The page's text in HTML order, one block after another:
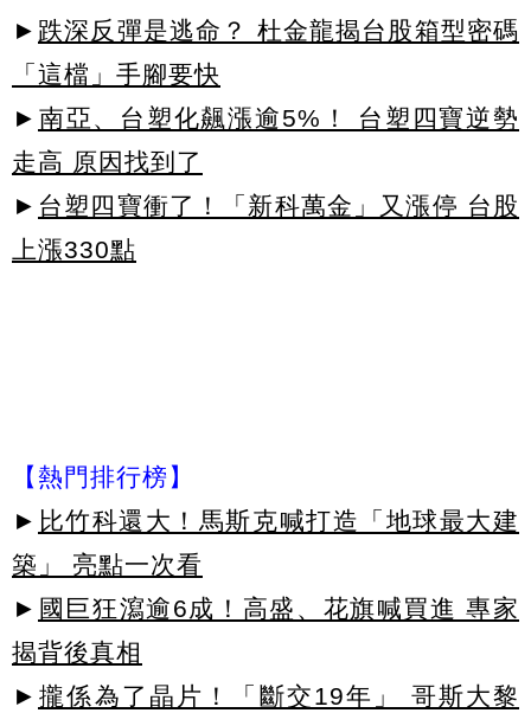
► 跌深反彈是逃命？ 杜金龍揭台股箱型密碼
「這檔」手腳要快
► 南亞、台塑化飆漲逾5%！ 台塑四寶逆勢
走高 原因找到了
► 台塑四寶衝了！「新科萬金」又漲停 台股
上漲330點
【熱門排行榜】
► 比竹科還大！馬斯克喊打造「地球最大建
築」 亮點一次看
► 國巨狂瀉逾6成！高盛、花旗喊買進 專家
揭背後真相
► 攏係為了晶片！「斷交19年」 哥斯大黎